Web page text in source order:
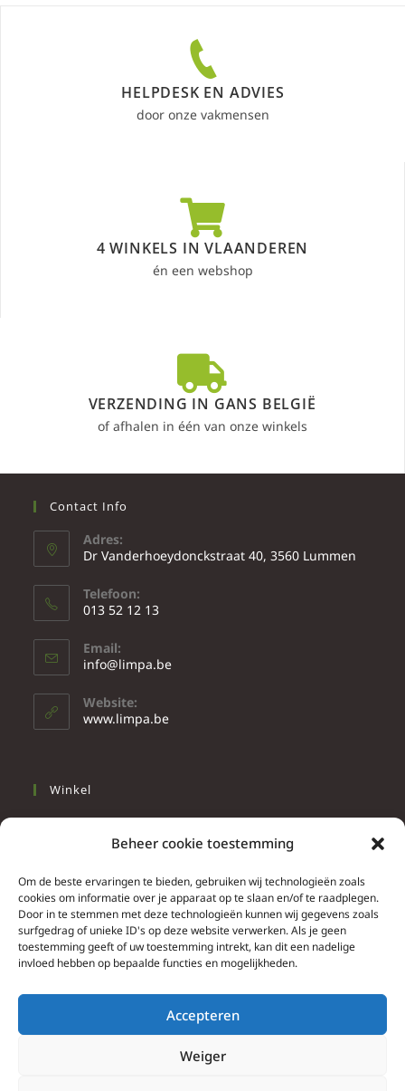
Beheer cookie toestemming
Om de beste ervaringen te bieden, gebruiken wij technologieën zoals
cookies om informatie over je apparaat op te slaan en/of te raadplegen.
Door in te stemmen met deze technologieën kunnen wij gegevens zoals
surfgedrag of unieke ID's op deze website verwerken. Als je geen
toestemming geeft of uw toestemming intrekt, kan dit een nadelige
invloed hebben op bepaalde functies en mogelijkheden.
Accepteren
Weiger
HELPDESK EN ADVIES
door onze vakmensen
4 WINKELS IN VLAANDEREN
én een webshop
VERZENDING IN GANS BELGIË
of afhalen in één van onze winkels
Contact Info
Adres:
Dr Vanderhoeydonckstraat 40, 3560 Lummen
Telefoon:
013 52 12 13
Email:
info@limpa.be
Website:
www.limpa.be
Winkel
Wonen
Info
Contacteer ons